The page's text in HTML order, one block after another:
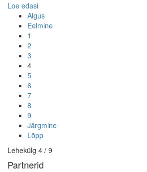
Loe edasi
Algus
Eelmine
1
2
3
4
5
6
7
8
9
Järgmine
Lõpp
Lehekülg 4 / 9
Partnerid